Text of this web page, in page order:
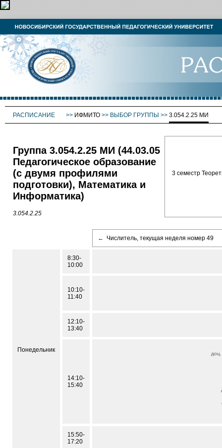
РАСПИСАНИЕ >> ИФМИТО >> ВЫБОР ГРУППЫ >> 3.054.2.25 МИ
Группа 3.054.2.25 МИ (44.03.05
Педагогическое образование
(с двумя профилями
подготовки), Математика и
Информатика)
3.054.2.25
3 семестр
← Числитель, текущая неделя номер 49
Понедельник
8:30-
10:00
10:10-
11:40
12:10-
13:40
14:10-
15:40
15:50-
17:20